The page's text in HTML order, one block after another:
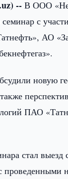
--В ООО
с
АО
новую
ПАО
стал